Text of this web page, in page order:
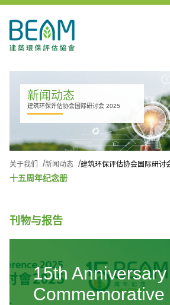
新闻动态
建筑环保评估协会国际研讨会 2025
关于我们 新闻动态 建筑环保评估协会国际研讨
十五周年纪念册
刊物与报告
15th Anniversary
Commemorative